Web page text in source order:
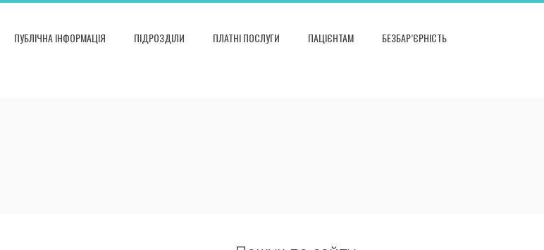
ПУБЛІЧНА ІНФОРМАЦІЯ ПІДРОЗДІЛИ ПЛАТНІ ПОСЛУГИ ПАЦІЄНТАМ
БЕЗБАР’ЄРНІСТЬ